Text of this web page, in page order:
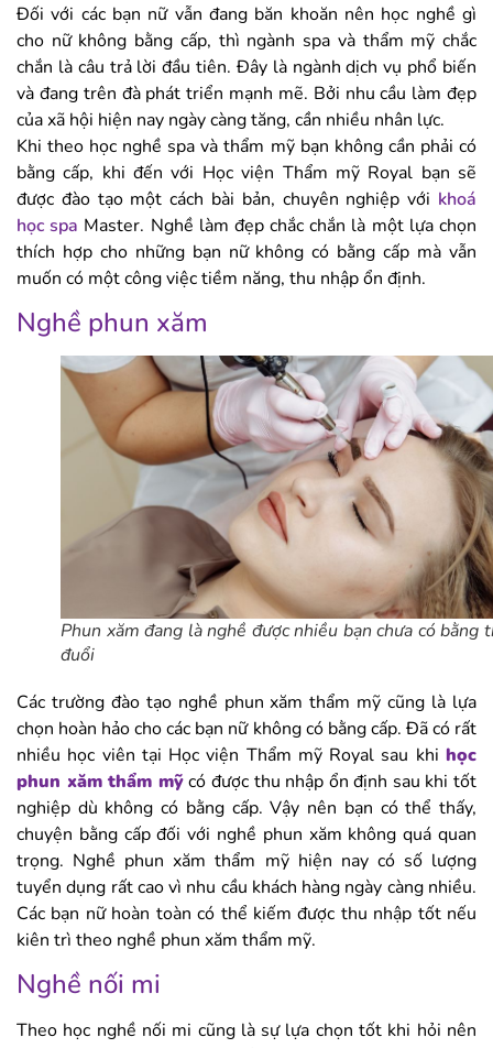
Đối với các bạn nữ vẫn đang băn khoăn nên học nghề gì
cho nữ không bằng cấp, thì ngành spa và thẩm mỹ chắc
chắn là câu trả lời đầu tiên. Đây là ngành dịch vụ phổ biến
và đang trên đà phát triển mạnh mẽ. Bởi nhu cầu làm đẹp
của xã hội hiện nay ngày càng tăng, cần nhiều nhân lực.
Khi theo học nghề spa và thẩm mỹ bạn không cần phải có
bằng cấp, khi đến với Học viện Thẩm mỹ Royal bạn sẽ
được đào tạo một cách bài bản, chuyên nghiệp với khoá
học spa Master. Nghề làm đẹp chắc chắn là một lựa chọn
thích hợp cho những bạn nữ không có bằng cấp mà vẫn
muốn có một công việc tiềm năng, thu nhập ổn định.
Nghề phun xăm
Phun xăm đang là nghề được nhiều bạn chưa có bằng
đuổi
Các trường đào tạo nghề phun xăm thẩm mỹ cũng là lựa
chọn hoàn hảo cho các bạn nữ không có bằng cấp. Đã có rất
nhiều học viên tại Học viện Thẩm mỹ Royal sau khi học
phun xăm thẩm mỹcó được thu nhập ổn định sau khi tốt
nghiệp dù không có bằng cấp. Vậy nên bạn có thể thấy,
chuyện bằng cấp đối với nghề phun xăm không quá quan
trọng. Nghề phun xăm thẩm mỹ hiện nay có số lượng
tuyển dụng rất cao vì nhu cầu khách hàng ngày càng nhiều.
Các bạn nữ hoàn toàn có thể kiếm được thu nhập tốt nếu
kiên trì theo nghề phun xăm thẩm mỹ.
Nghề nối mi
Theo học nghề nối mi cũng là sự lựa chọn tốt khi hỏi nên